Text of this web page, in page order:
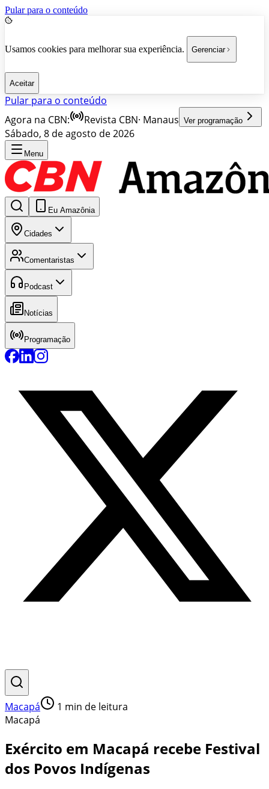
Pular para o conteúdo
Usamos cookies para melhorar sua experiência. Gerenciar
Aceitar
Pular para o conteúdo
Agora na CBN:
Revista CBN· Manaus Ver programação
Sábado, 8 de agosto de 2026
Menu
Eu Amazônia
Cidades
Comentaristas
Podcast
Notícias
Programação
Macapá 1 min de leitura
Macapá
Exército em Macapá recebe Festival
dos Povos Indígenas